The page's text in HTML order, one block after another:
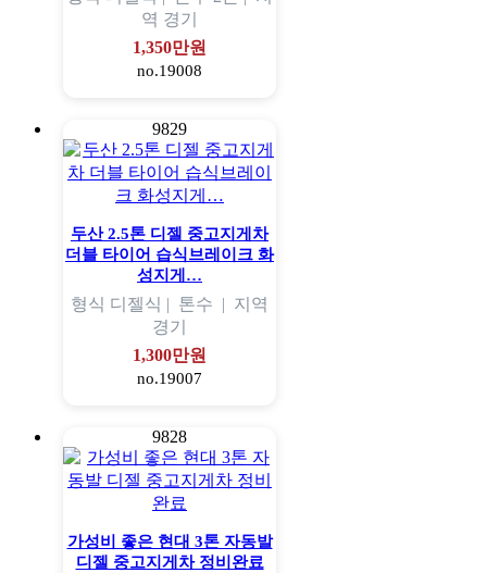
역 경기
1,350만원
no.19008
9829
두산 2.5톤 디젤 중고지게차
더블 타이어 습식브레이크 화
성지게…
형식 디젤식 | 톤수 | 지역
경기
1,300만원
no.19007
9828
가성비 좋은 현대 3톤 자동발
디젤 중고지게차 정비완료